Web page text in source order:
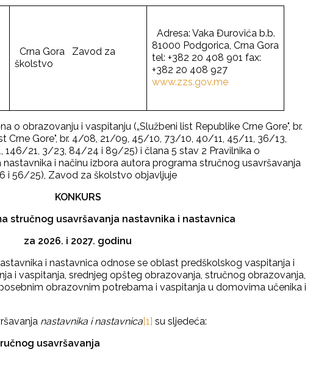
Crna Gora Zavod za
školstvo
Adresa: Vaka Đurovića b.b.
81000 Podgorica, Crna Gora
tel: +382 20 408 901 fax:
+382 20 408 927
www.zzs.gov.me
o obrazovanju i vaspitanju („Službeni list Republike Crne Gore", br.
Crne Gore", br. 4/08, 21/09, 45/10, 73/10, 40/11, 45/11, 36/13,
21, 3/23, 84/24 i 89/25) i člana 5 stav 2 Pravilnika o
i načinu izbora autora programa stručnog usavršavanja
i 56/25), Zavod za školstvo objavljuje
KONKURS
stručnog usavršavanja nastavnika i nastavnica
za 2026. i 2027. godinu
i nastavnica odnose se oblast predškolskog vaspitanja i
i vaspitanja, srednjeg opšteg obrazovanja, stručnog obrazovanja,
obrazovnim potrebama i vaspitanja u domovima učenika i
nastavnika i nastavnica[1] su sljedeća:
usavršavanja